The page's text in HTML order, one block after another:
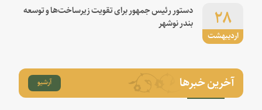
اردیبهشت
۲۸
دستور رئیس جمهور برای تقویت زیرساخت‌ها و توسعه
بندر نوشهر
آخرین خبرها آرشیو